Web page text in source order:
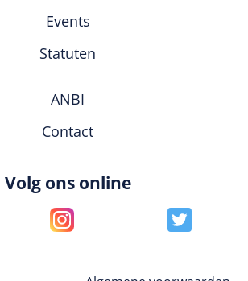
Events
Statuten
ANBI
Contact
Volg ons online